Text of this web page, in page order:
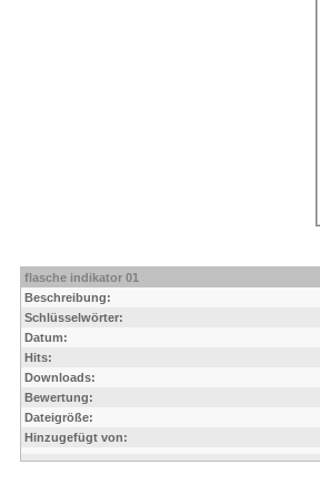
flasche indikator 01
Beschreibung:
Schlüsselwörter:
Datum:
Hits:
Downloads:
Bewertung:
Dateigröße:
Hinzugefügt von: